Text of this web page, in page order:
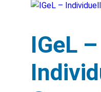
IGeL –